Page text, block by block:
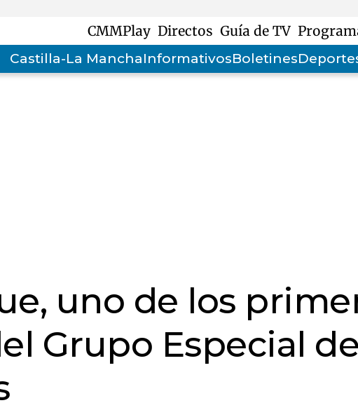
CMMPlay Directos Guía de TV
Castilla-La ManchaInformativosBoletines
uno de los
Grupo Especial de